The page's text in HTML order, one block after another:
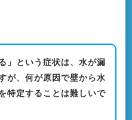
」という症状は、水が漏
が、何が原因で壁から水
特定することは難しいで